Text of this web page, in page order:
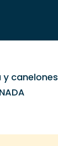
y canelones